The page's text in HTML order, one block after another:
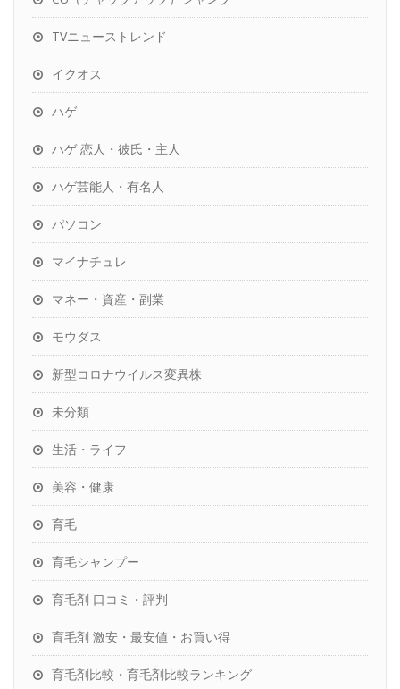
TVニューストレンド
イクオス
ハゲ
ハゲ 恋人・彼氏・主人
ハゲ芸能人・有名人
パソコン
マイナチュレ
マネー・資産・副業
モウダス
新型コロナウイルス変異株
未分類
生活・ライフ
美容・健康
育毛
育毛シャンプー
育毛剤 口コミ・評判
育毛剤 激安・最安値・お買い得
育毛剤比較・育毛剤比較ランキング